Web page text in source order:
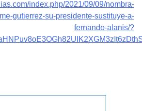
index.php/2021/09/09/nombra-
gutierrez-su-presidente-sustituye-a-
fernando-alanis/?